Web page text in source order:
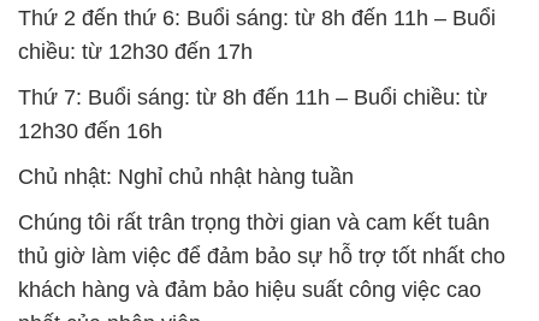
Chủ nhật: Nghỉ chủ nhật hàng tuần
thủ giờ làm việc để đảm bảo sự hỗ trợ tốt nhất cho
khách hàng và đảm bảo hiệu suất công việc cao
nhất của nhân viên.
BẢN ĐỒ MAP TẠI CÔNG TY HÓA CHẤT ĐẮC
TRƯỜNG PHÁT
ĐỊA CHỈ: 1229C Quốc lộ 1A, Phường Bình Trị